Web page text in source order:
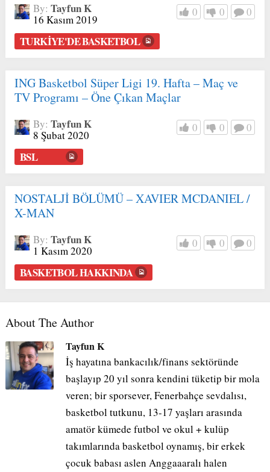
By: Tayfun K
16 Kasım 2019
0 0 0
TURKIYE'DE BASKETBOL
ING Basketbol Süper Ligi 19. Hafta – Maç ve
TV Programı – Öne Çıkan Maçlar
By: Tayfun K
8 Şubat 2020
0 0 0
BSL
NOSTALJİ BÖLÜMÜ – XAVIER MCDANIEL /
X-MAN
By: Tayfun K
1 Kasım 2020
0 0 0
BASKETBOL HAKKINDA
About The Author
Tayfun K
İş hayatına bankacılık/finans sektöründe
başlayıp 20 yıl sonra kendini tüketip bir mola
veren; bir sporsever, Fenerbahçe sevdalısı,
basketbol tutkunu, 13-17 yaşları arasında
amatör kümede futbol ve okul + kulüp
takımlarında basketbol oynamış, bir erkek
çocuk babası aslen Anggaaaralı halen